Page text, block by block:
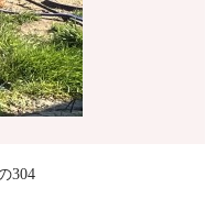
304